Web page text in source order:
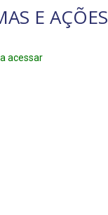
E AÇÕES
acessar